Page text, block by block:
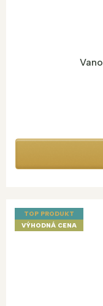
TOP PRODUKT
VÝHODNÁ CENA